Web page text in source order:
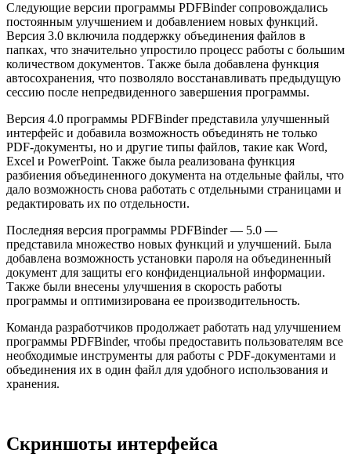
Следующие версии программы PDFBinder сопровождались
постоянным улучшением и добавлением новых функций.
Версия 3.0 включила поддержку объединения файлов в
папках, что значительно упростило процесс работы с большим
количеством документов. Также была добавлена функция
автосохранения, что позволяло восстанавливать предыдущую
сессию после непредвиденного завершения программы.
Версия 4.0 программы PDFBinder представила улучшенный
интерфейс и добавила возможность объединять не только
PDF-документы, но и другие типы файлов, такие как Word,
Excel и PowerPoint. Также была реализована функция
разбиения объединенного документа на отдельные файлы, что
дало возможность снова работать с отдельными страницами и
редактировать их по отдельности.
Последняя версия программы PDFBinder — 5.0 —
представила множество новых функций и улучшений. Была
добавлена возможность установки пароля на объединенный
документ для защиты его конфиденциальной информации.
Также были внесены улучшения в скорость работы
программы и оптимизирована ее производительность.
Команда разработчиков продолжает работать над улучшением
программы PDFBinder, чтобы предоставить пользователям все
необходимые инструменты для работы с PDF-документами и
объединения их в один файл для удобного использования и
хранения.
Скриншоты интерфейса